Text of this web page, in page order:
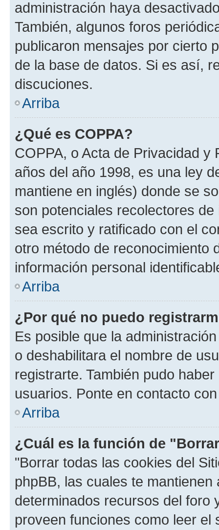
administración haya
También, algunos foros
publicaron mensajes por cierto
de la base de datos. Si es así,
discuciones.
Arriba
¿Qué es COPPA?
COPPA, o Acta de Privacidad
años del año 1998, es una ley
mantiene en inglés) donde se
son potenciales recolectores
sea escrito y ratificado con el
otro método de reconocimiento
información personal
Arriba
¿Por qué no puedo
Es posible que la
o deshabilitara el nombre de
registrarte. También pudo
usuarios. Ponte en contacto
Arriba
¿Cuál es la función de
"Borrar todas las cookies del
phpBB, las cuales te
determinados recursos del foro
proveen funciones como leer el